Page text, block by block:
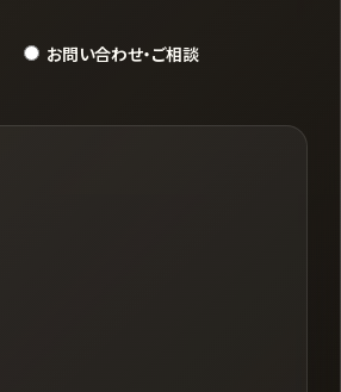
お問い合わせ・ご相談